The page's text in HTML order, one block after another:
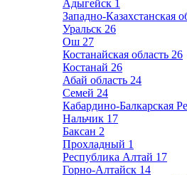
Адыгейск 1
Западно-Казахстанская
Уральск 26
Ош 27
Костанайская область 26
Костанай 26
Абай область 24
Семей 24
Кабардино-Балкарская
Нальчик 17
Баксан 2
Прохладный 1
Республика Алтай 17
Горно-Алтайск 14